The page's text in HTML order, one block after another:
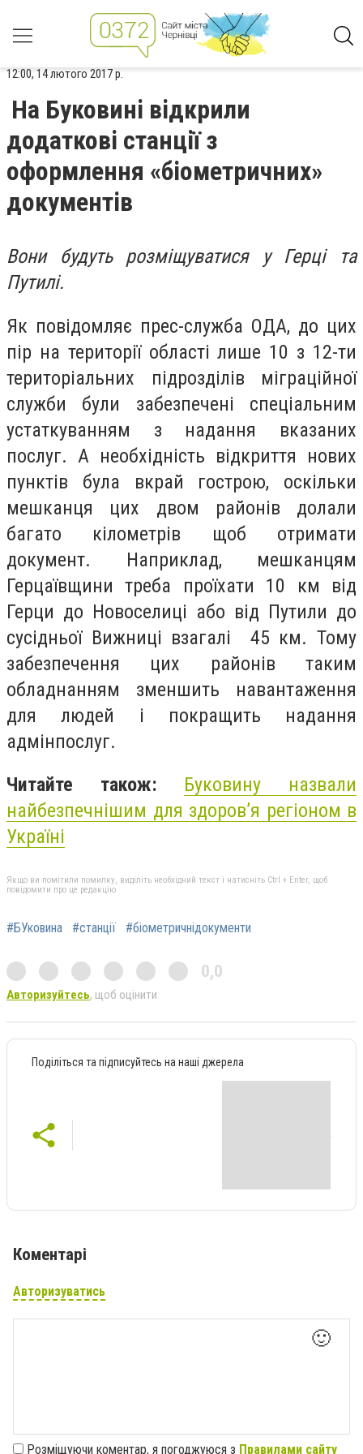
12:00, 14 лютого 2017 р.
На Буковині відкрили
додаткові станції з
оформлення «біометричних»
документів
Вони будуть розміщуватися у Герці та
Путилі.
Як повідомляє прес-служба ОДА, до цих
пір на території області лише 10 з 12-ти
територіальних підрозділів міграційної
служби були забезпечені спеціальним
устаткуванням з надання вказаних
послуг. А необхідність відкриття нових
пунктів була вкрай гострою, оскільки
мешканця цих двом районів долали
багато кілометрів щоб отримати
документ. Наприклад, мешканцям
Герцаївщини треба проїхати 10 км від
Герци до Новоселиці або від Путили до
сусідньої Вижниці взагалі 45 км. Тому
забезпечення цих районів таким
обладнанням зменшить навантаження
для людей і покращить надання
адмінпослуг.
Читайте також: Буковину назвали
найбезпечнішим для здоров’я регіоном в
Україні
Якщо ви помітили помилку, виділіть необхідний текст і натисніть Ctrl + Enter, щоб
повідомити про це редакцію
#БУковина #станції #біометричнідокументи
0,0
Авторизуйтесь, щоб оцінити
Поділіться та підписуйтесь на наші джерела
Коментарі
Авторизуватись
🙂
Розміщуючи коментар, я погоджуюся з Правилами сайту